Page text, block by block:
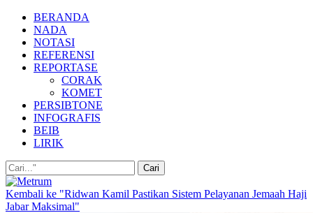
BERANDA
NADA
NOTASI
REFERENSI
REPORTASE
CORAK
KOMET
PERSIBTONE
INFOGRAFIS
BEIB
LIRIK
Kembali ke "Ridwan Kamil Pastikan Sistem Pelayanan Jemaah Haji
Jabar Maksimal"